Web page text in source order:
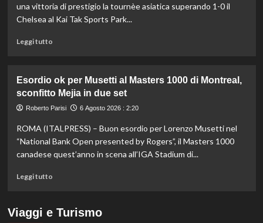
del
sistema
una vittoria di prestigio la tournèe asiatica superando 1-0 il
Chelsea al Kai Tak Sports Park...
Leggi tuttoLeggi
La
Juventus
piega
Chelsea
a
Hong
Esordio ok per Musetti al Masters 1000 di Montreal,
sconfitto Mejia in due set
Roberto Parisi 6 Agosto 2026 : 2:20
ROMA (ITALPRESS) – Buon esordio per Lorenzo Musetti nel
“National Bank Open presented by Rogers”, il Masters 1000
canadese quest’anno in scena all’IGA Stadium di...
Leggi tuttoLeggi
su
Esordio
Viaggi e Turismo